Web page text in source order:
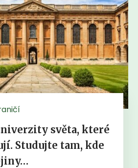
světa, které
Studujte tam, kde